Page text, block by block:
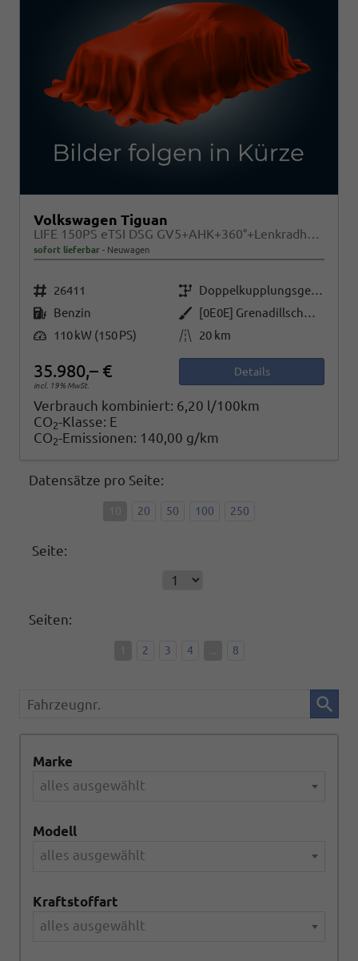
Volkswagen Tiguan
LIFE 150PS eTSI DSG GV5+AHK+360°+Lenkradheiz+IQ.Drive+ACC+App+eHeck+LED
sofort lieferbar Neuwagen
Fahrzeugnr. 26411 Getriebe
Doppelkupplungsgetriebe (DSG)
Kraftstoff Benzin Außenfarbe
[0E0E] Grenadillschwarz Metallic
Leistung 110 kW (150 PS) Kilometerstand 20 km
35.980,– €
incl. 19% MwSt.
Details
Verbrauch kombiniert: 6,20 l/100km
CO2-Klasse: E
CO2-Emissionen: 140,00 g/km
Datensätze pro Seite:
20 50 100 250
Seite:
Seiten:
2 3 4 8
Fahrzeugnr.
Marke
alles ausgewählt
Modell
alles ausgewählt
Kraftstoffart
alles ausgewählt